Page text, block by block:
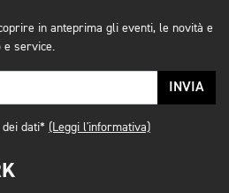
in anteprima gli eventi, le novità e
e service.
INVIA
dati* (Leggi l'informativa)